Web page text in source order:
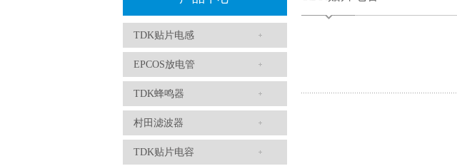
TDK贴片电感
EPCOS放电管
TDK蜂鸣器
村田滤波器
TDK贴片电容